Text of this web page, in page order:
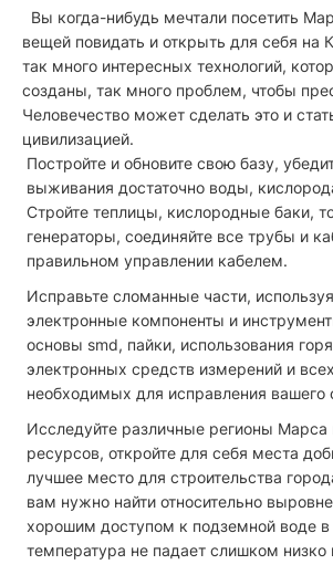
Вы когда-нибудь мечтали посетить
вещей повидать и открыть для себя на
так много интересных технологий,
созданы, так много проблем, чтобы
Человечество может сделать это и
цивилизацией.
Постройте и обновите свою базу,
выживания достаточно воды,
Стройте теплицы, кислородные баки,
генераторы, соединяйте все трубы и
правильном управлении кабелем.
Исправьте сломанные части,
электронные компоненты и
основы smd, пайки, использования
электронных средств измерений и
необходимых для исправления вашего
Исследуйте различные регионы Марса
ресурсов, откройте для себя места
лучшее место для строительства
вам нужно найти относительно
хорошим доступом к подземной воде в
температура не падает слишком низко